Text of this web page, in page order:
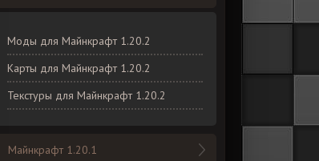
Моды для Майнкрафт 1.20.2
Карты для Майнкрафт 1.20.2
Текстуры для Майнкрафт 1.20.2
Майнкрафт 1.20.1